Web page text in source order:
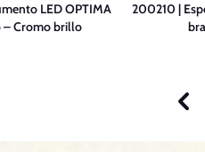
LED OPTIMA
– Cromo brillo
200210 |